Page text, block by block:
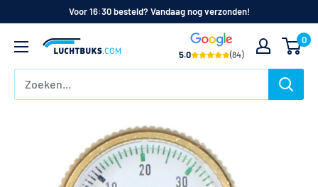
inhoud
Voor 16:30 besteld? Vandaag nog verzonden!
Luchtbuks.com
5.0 (84)
0